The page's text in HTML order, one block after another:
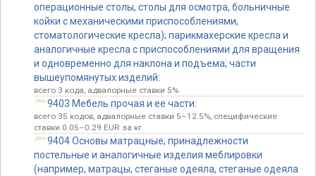
операционные столы, столы для осмотра, больничные
койки с механическими приспособлениями,
стоматологические кресла); парикмахерские кресла и
аналогичные кресла с приспособлениями для вращения
и одновременно для наклона и подъема; части
вышеупомянутых изделий:
всего 3 кода, адвалорные ставки 5%
9403 Мебель прочая и ее части:
всего 35 кодов, адвалорные ставки 5–12.5%, специфические
ставки 0.05–0.29 EUR за кг
9404 Основы матрацные; принадлежности
постельные и аналогичные изделия меблировки
(например, матрацы, стеганые одеяла, стеганые одеяла